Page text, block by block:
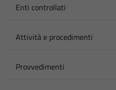
Enti controllati
Attività e procedimenti
Provvedimenti